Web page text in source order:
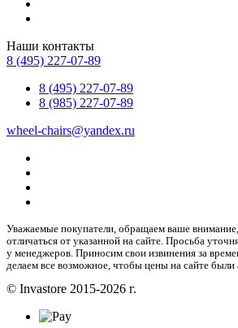
Наши контакты
8 (495) 227-07-89
8 (495) 227-07-89
8 (985) 227-07-89
wheel-chairs@yandex.ru
Уважаемые покупатели, обращаем ваше
отличаться от указанной на сайте. Просьба
у менеджеров. Приносим свои извинения за
делаем все возможное, чтобы цены на сайте были
© Invastore 2015-2026 г.